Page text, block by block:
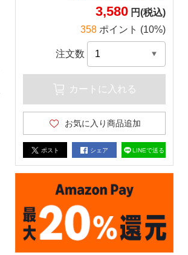
3,580 円(税込)
358 ポイント (10%)
注文数
カートに入れる
お気に入り商品追加
ポスト シェア LINEで送る